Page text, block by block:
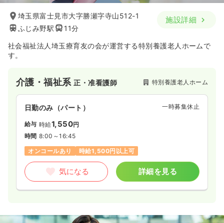
埼玉県富士見市大字勝瀬字寺山512-1
ふじみ野駅
11分
施設詳細
社会福祉法人埼玉療育友の会が運営する特別養護老人ホームで
す。
介護・福祉系正・准看護師 特別養護老人ホーム
日勤のみ（パート） 一時募集休止
給与 時給1,550円
時間 8:00～16:45
オンコールあり
時給1,500円以上可
気になる 詳細を見る